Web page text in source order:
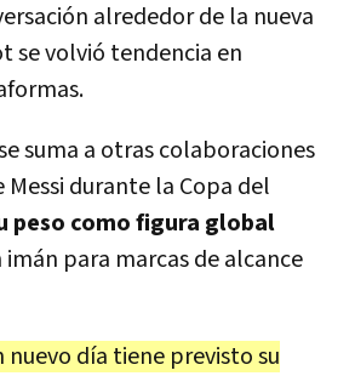
alrededor de la nueva
se volvió tendencia en
suma a otras colaboraciones
durante la Copa del
peso como figura global
imán para marcas de alcance
nuevo día tiene previsto su